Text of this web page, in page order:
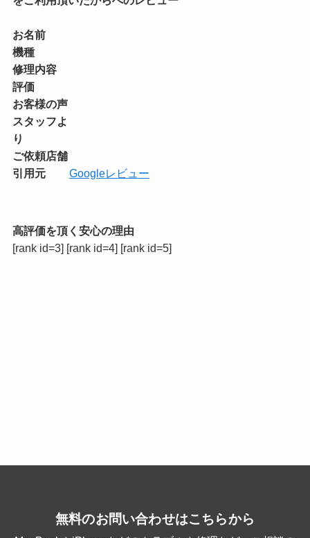
お名前
機種
修理内容
評価
お客様の声
スタッフよ
り
ご依頼店舗
引用元
Googleレビュー
高評価を頂く安心の理由
[rank id=3] [rank id=4] [rank id=5]
無料のお問い合わせはこちらから